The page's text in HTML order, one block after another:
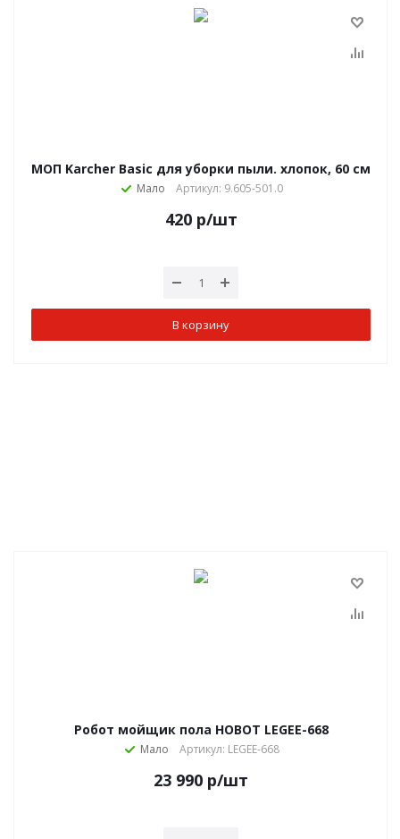
МОП Karcher Basic для уборки пыли. хлопок, 60 см
Мало Артикул: 9.605-501.0
420р/шт
В корзину
Робот мойщик пола HOBOT LEGEE-668
Мало Артикул: LEGEE-668
23 990 р/шт